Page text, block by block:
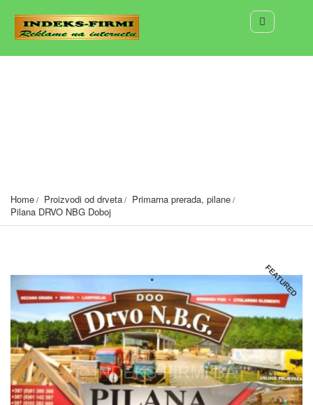
Home Proizvodi od drveta
Primarna prerada, pilane
Pilana DRVO NBG Doboj
FEATURED